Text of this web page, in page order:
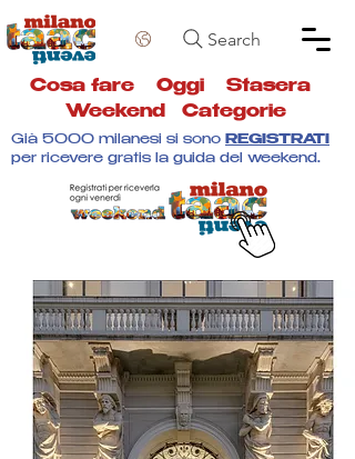
Search
Cosa fare Oggi Stasera
Weekend
Categorie
Già 5000 milanesi si sono REGISTRATI
per ricevere gratis la guida del weekend.